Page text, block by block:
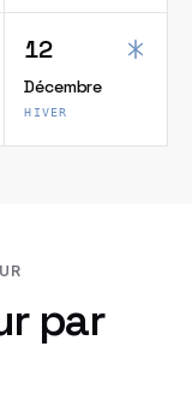
12
Décembre
HIVER
par